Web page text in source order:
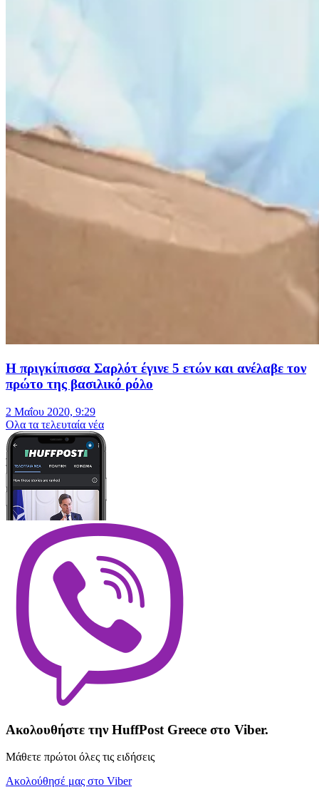
Η πριγκίπισσα Σαρλότ έγινε 5 ετών και ανέλαβε τον
πρώτο της βασιλικό ρόλο
2 Μαΐου 2020, 9:29
Oλα τα τελευταία νέα
Ακολουθήστε την HuffPost Greece στο Viber.
Μάθετε πρώτοι όλες τις ειδήσεις
Ακολούθησέ μας στο Viber